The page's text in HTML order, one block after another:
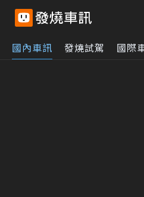
國內車訊 發燒試駕 國際